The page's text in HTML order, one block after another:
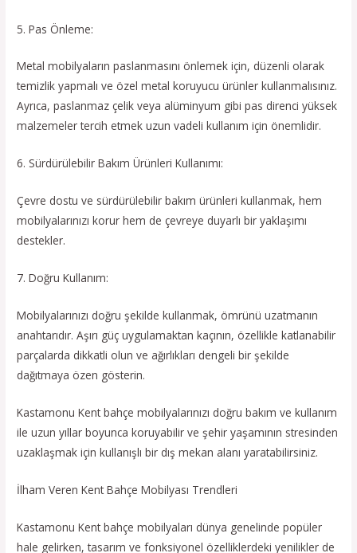
5. Pas Önleme:
Metal mobilyaların paslanmasını önlemek için, düzenli olarak
temizlik yapmalı ve özel metal koruyucu ürünler kullanmalısınız.
Ayrıca, paslanmaz çelik veya alüminyum gibi pas direnci yüksek
malzemeler tercih etmek uzun vadeli kullanım için önemlidir.
6. Sürdürülebilir Bakım Ürünleri Kullanımı:
Çevre dostu ve sürdürülebilir bakım ürünleri kullanmak, hem
mobilyalarınızı korur hem de çevreye duyarlı bir yaklaşımı
destekler.
7. Doğru Kullanım:
Mobilyalarınızı doğru şekilde kullanmak, ömrünü uzatmanın
anahtarıdır. Aşırı güç uygulamaktan kaçının, özellikle katlanabilir
parçalarda dikkatli olun ve ağırlıkları dengeli bir şekilde
dağıtmaya özen gösterin.
Kastamonu Kent bahçe mobilyalarınızı doğru bakım ve kullanım
ile uzun yıllar boyunca koruyabilir ve şehir yaşamının stresinden
uzaklaşmak için kullanışlı bir dış mekan alanı yaratabilirsiniz.
İlham Veren Kent Bahçe Mobilyası Trendleri
Kastamonu Kent bahçe mobilyaları dünya genelinde popüler
hale gelirken, tasarım ve fonksiyonel özelliklerdeki yenilikler de